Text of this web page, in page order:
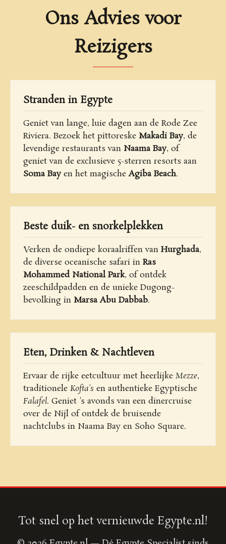
Ons Advies voor
Reizigers
Stranden in Egypte
Geniet van lange, luie dagen aan de Rode Zee
Riviera. Bezoek het pittoreske Makadi Bay, de
levendige restaurants van Naama Bay, of
geniet van de exclusieve 5-sterren resorts aan
Soma Bay en het magischeAgiba Beach.
Beste duik- en snorkelplekken
Verken de ondiepe koraalriffen van Hurghada,
de diverse oceanische safari in Ras
Mohammed National Park, of ontdek
zeeschildpadden en de unieke Dugong-
bevolking in Marsa Abu Dabbab.
Eten, Drinken & Nachtleven
Ervaar de rijke eetcultuur met heerlijke Mezze,
traditionele Kofta's en authentieke Egyptische
Falafel. Geniet 's avonds van een dinercruise
over de Nijl of ontdek de bruisende
nachtclubs in Naama Bay en Soho Square.
Tot snel op het vernieuwde Egypte.nl!